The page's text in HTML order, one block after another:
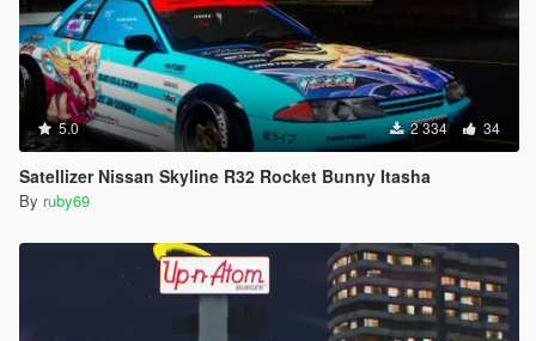
5.0 2 334 34
Satellizer Nissan Skyline R32 Rocket Bunny Itasha
By ruby69